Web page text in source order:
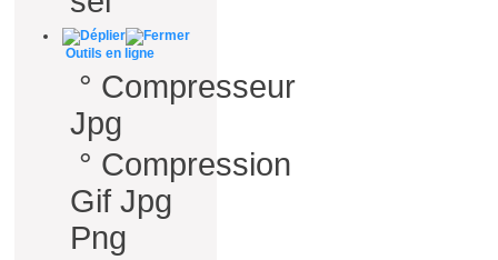
Outils en ligne
° Compresseur
Jpg
° Compression
Gif Jpg
Png